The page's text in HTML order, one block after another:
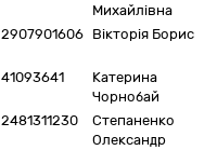
Михайлівна
2907901606 Вікторія Борис
41093641
Катерина
Чорнобай
2481311230
Степаненко
Олександр